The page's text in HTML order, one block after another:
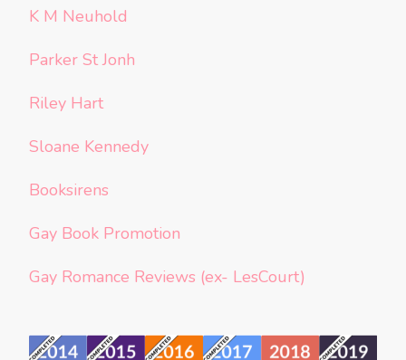
K M Neuhold
Parker St Jonh
Riley Hart
Sloane Kennedy
Booksirens
Gay Book Promotion
Gay Romance Reviews (ex- LesCourt)